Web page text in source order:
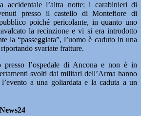
accidentale l’altra notte: i carabinieri di
presso il castello di Montefiore di
poiché pericolante, in quanto uno
la recinzione e vi si era introdotto
la “passeggiata”, l’uomo è caduto in una
svariate fratture.
presso l’ospedale di Ancona e non è in
svolti dai militari dell’Arma hanno
a una goliardata e la caduta a un